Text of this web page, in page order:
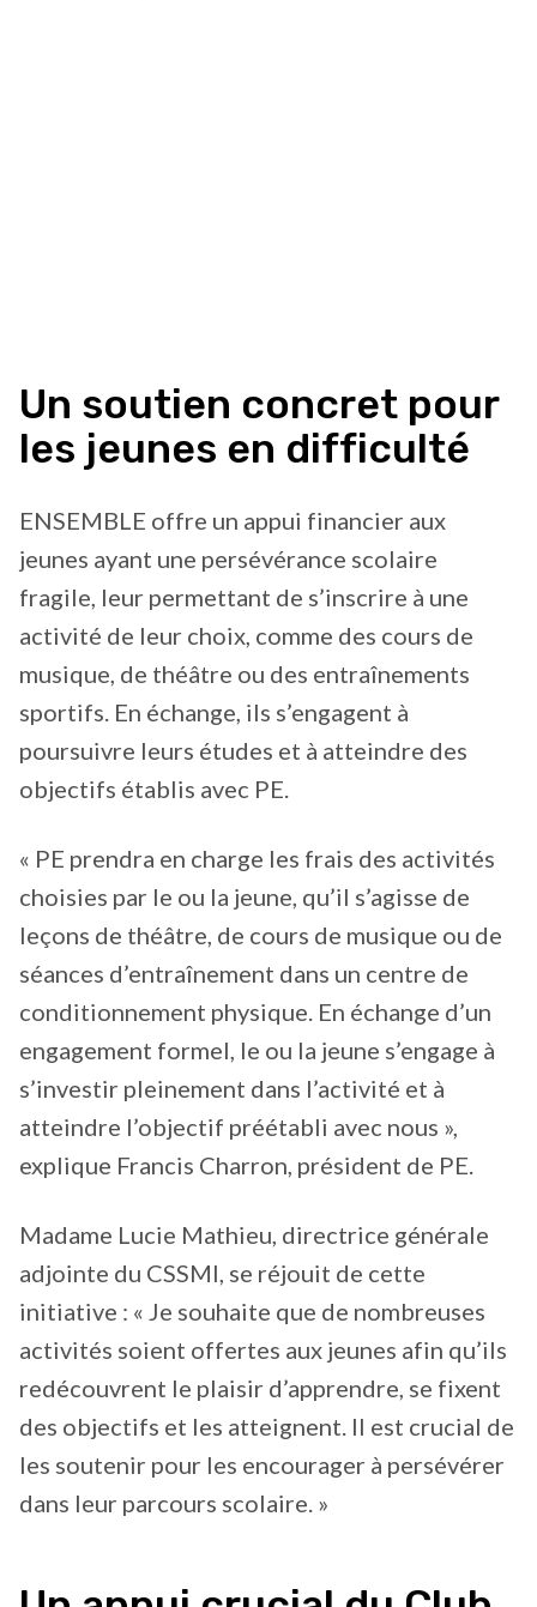
Un soutien concret pour
les jeunes en difficulté
ENSEMBLE offre un appui financier aux
jeunes ayant une persévérance scolaire
fragile, leur permettant de s’inscrire à une
activité de leur choix, comme des cours de
musique, de théâtre ou des entraînements
sportifs. En échange, ils s’engagent à
poursuivre leurs études et à atteindre des
objectifs établis avec PE.
« PE prendra en charge les frais des activités
choisies par le ou la jeune, qu’il s’agisse de
leçons de théâtre, de cours de musique ou de
séances d’entraînement dans un centre de
conditionnement physique. En échange d’un
engagement formel, le ou la jeune s’engage à
s’investir pleinement dans l’activité et à
atteindre l’objectif préétabli avec nous »,
explique Francis Charron, président de PE.
Madame Lucie Mathieu, directrice générale
adjointe du CSSMI, se réjouit de cette
initiative : « Je souhaite que de nombreuses
activités soient offertes aux jeunes afin qu’ils
redécouvrent le plaisir d’apprendre, se fixent
des objectifs et les atteignent. Il est crucial de
les soutenir pour les encourager à persévérer
dans leur parcours scolaire. »